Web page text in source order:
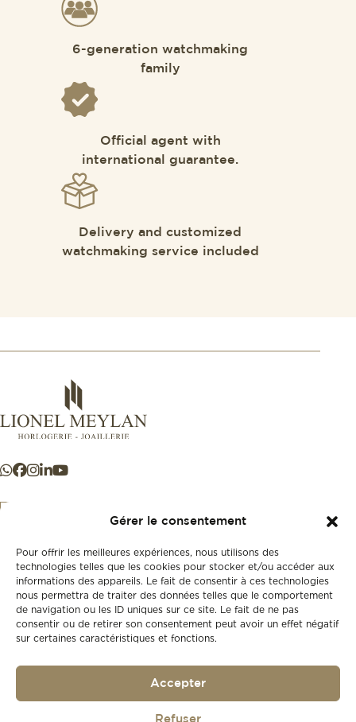
Gérer le consentement
Pour offrir les meilleures expériences, nous utilisons des
technologies telles que les cookies pour stocker et/ou accéder aux
informations des appareils. Le fait de consentir à ces technologies
nous permettra de traiter des données telles que le comportement
de navigation ou les ID uniques sur ce site. Le fait de ne pas
consentir ou de retirer son consentement peut avoir un effet négatif
sur certaines caractéristiques et fonctions.
Accepter
Refuser
6-generation watchmaking
family
Official agent with
international guarantee.
Delivery and customized
watchmaking service included
New
Second-hand
Our history
Gift card
+41 21 925 50 50